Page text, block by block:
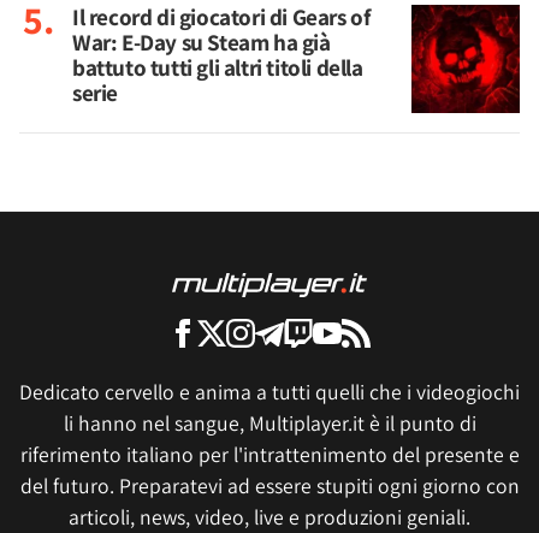
Il record di giocatori di Gears of
War: E-Day su Steam ha già
battuto tutti gli altri titoli della
serie
Dedicato cervello e anima a tutti quelli che i videogiochi
li hanno nel sangue, Multiplayer.it è il punto di
riferimento italiano per l'intrattenimento del presente e
del futuro. Preparatevi ad essere stupiti ogni giorno con
articoli, news, video, live e produzioni geniali.